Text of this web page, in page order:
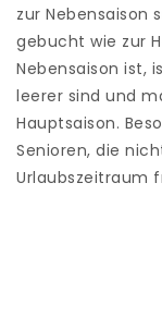
zur Nebensaison
gebucht wie zur
Nebensaison ist,
leerer sind und
Hauptsaison.
Senioren, die
Urlaubszeitraum